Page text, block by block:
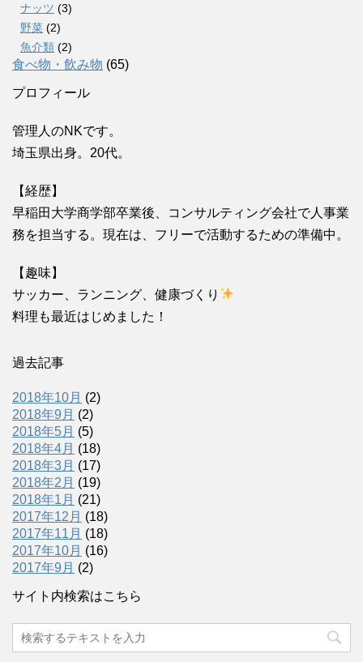
ナッツ (3)
野菜 (2)
魚介類 (2)
食べ物・飲み物 (65)
プロフィール
管理人のNKです。
埼玉県出身。20代。
【経歴】
早稲田大学商学部卒業後、コンサルティング会社で人事業
務を担当する。現在は、フリーで活動するための準備中。
【趣味】
サッカー、ランニング、健康づくり
料理も最近はじめました！
過去記事
2018年10月 (2)
2018年9月 (2)
2018年5月 (5)
2018年4月 (18)
2018年3月 (17)
2018年2月 (19)
2018年1月 (21)
2017年12月 (18)
2017年11月 (18)
2017年10月 (16)
2017年9月 (2)
サイト内検索はこちら